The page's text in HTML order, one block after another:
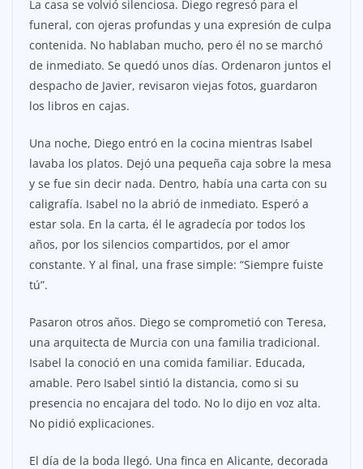
La casa se volvió silenciosa. Diego regresó para el
funeral, con ojeras profundas y una expresión de culpa
contenida. No hablaban mucho, pero él no se marchó
de inmediato. Se quedó unos días. Ordenaron juntos el
despacho de Javier, revisaron viejas fotos, guardaron
los libros en cajas.
Una noche, Diego entró en la cocina mientras Isabel
lavaba los platos. Dejó una pequeña caja sobre la mesa
y se fue sin decir nada. Dentro, había una carta con su
caligrafía. Isabel no la abrió de inmediato. Esperó a
estar sola. En la carta, él le agradecía por todos los
años, por los silencios compartidos, por el amor
constante. Y al final, una frase simple: “Siempre fuiste
tú”.
Pasaron otros años. Diego se comprometió con Teresa,
una arquitecta de Murcia con una familia tradicional.
Isabel la conoció en una comida familiar. Educada,
amable. Pero Isabel sintió la distancia, como si su
presencia no encajara del todo. No lo dijo en voz alta.
No pidió explicaciones.
El día de la boda llegó. Una finca en Alicante, decorada